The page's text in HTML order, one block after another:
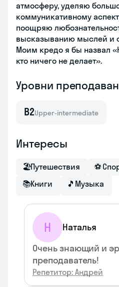
атмосферу, уделяю
коммуникативному
поощряю
высказыванию мыслей и
Моим кредо я бы назвал
кто ничего не делает».
Уровни
B2Upper-intermediate
Интересы
🏖Путешествия ⚽
📚Книги 🎵 Музыка
Н Наталья
Очень знающий и
преподаватель!
Репетитор: Андрей